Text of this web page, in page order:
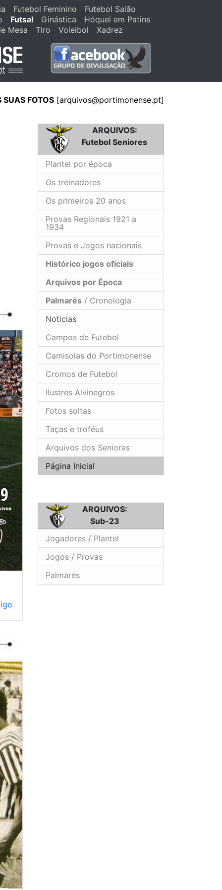
Futebol Feminino
Futebol Salão
Futsal Ginástica
Hóquei em Patins
Mesa
Tiro Voleibol Xadrez
SUAS FOTOS [arquivos@portimonense.pt]
ARQUIVOS:
Futebol Seniores
Plantel por época
Os treinadores
Os primeiros 20 anos
Provas Regionais 1921 a
1934
Provas e Jogos nacionais
Histórico jogos oficiais
Arquivos por Época
Palmarés / Cronologia
Noticias
Campos de Futebol
Camisolas do Portimonense
Cromos de Futebol
Ilustres Alvinegros
Fotos soltas
Taças e troféus
Arquivos dos Seniores
Página Inicial
ARQUIVOS:
Sub-23
Jogadores / Plantel
Jogos / Provas
Palmarés